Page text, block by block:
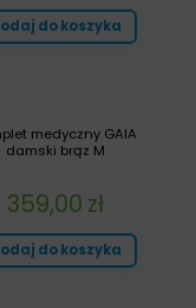
do koszyka
medyczny GAIA
damski brąz M
359,00 zł
do koszyka